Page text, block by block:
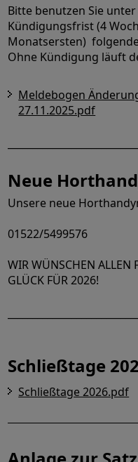
Bitte benutzen Sie
Kündigungsfrist (4
Monatsersten)
Ohne Kündigung läuft
Meldebogen
27.11.2025.pdf
Neue
Unsere neue
01522/5499576
WIR WÜNSCHEN ALLEN
GLÜCK FÜR 2026!
Schließtage
Schließtage 2026.pdf